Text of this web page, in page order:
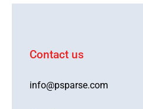
Contact us
info@psparse.com